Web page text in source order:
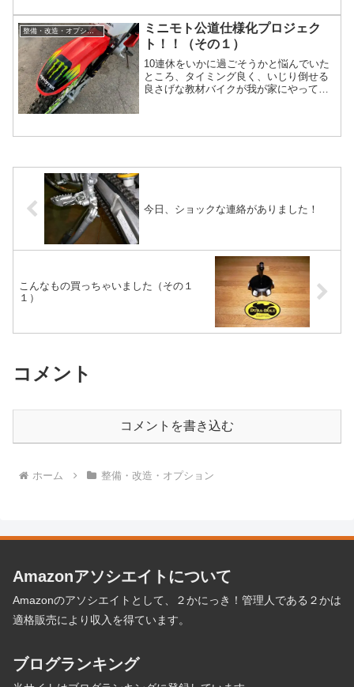
整備・改造・オプション
ミニモト公道仕様化プロジェク
ト！！（その１）
10連休をいかに過ごそうかと悩んでいた
ところ、タイミング良く、いじり倒せる
良さげな教材バイクが我が家にやってき
しい。 しかも軽くて10PS程度あるよう
程...
今日、ショックな連絡がありました！
こんなもの買っちゃいました（その１
１）
コメント
コメントを書き込む
ホーム 整備・改造・オプション
Amazonアソシエイトについて
Amazonのアソシエイトとして、２かにっき！管理人である２かは
適格販売により収入を得ています。
ブログランキング